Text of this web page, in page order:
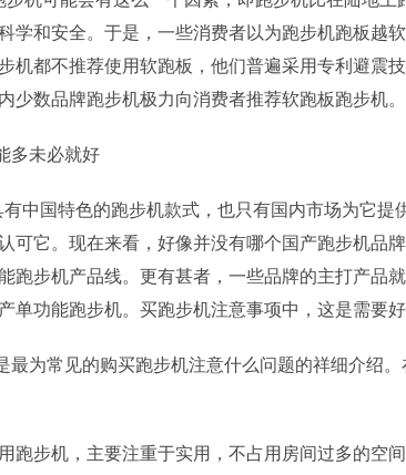
学和安全。于是，一些消费者以为跑步机跑板越
机都不推荐使用软跑板，他们普遍采用专利避震
少数品牌跑步机极力向消费者推荐软跑板跑步机。
多未必就好
有中国特色的跑步机款式，也只有国内市场为它提
可它。现在来看，好像并没有哪个国产跑步机品
跑步机产品线。更有甚者，一些品牌的主打产品
单功能跑步机。买跑步机注意事项中，这是需要好
最为常见的购买跑步机注意什么问题的祥细介绍
跑步机，主要注重于实用，不占用房间过多的空